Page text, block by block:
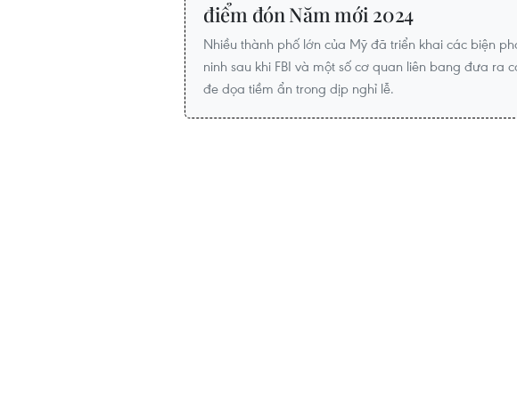
điểm đón Năm mới 2024
Nhiều thành phố lớn của Mỹ đã triển khai các biện
ninh sau khi FBI và một số cơ quan liên bang đưa ra
đe dọa tiềm ẩn trong dịp nghỉ lễ.